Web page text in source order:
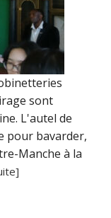
sont
L'autel de
pour bavarder,
Manche à la